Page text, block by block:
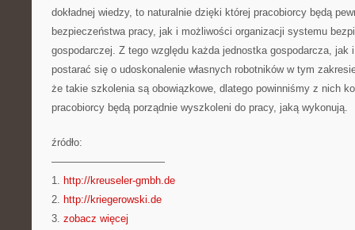
dokładnej wiedzy, to naturalnie dzięki której pracobiorcy będą
bezpieczeństwa pracy, jak i możliwości organizacji systemu
gospodarczej. Z tego względu każda jednostka gospodarcza, jak
postarać się o udoskonalenie własnych robotników w tym
że takie szkolenia są obowiązkowe, dlatego powinniśmy z nich
pracobiorcy będą porządnie wyszkoleni do pracy, jaką wykonują.
źródło:
———————————
1. http://kreuseler-gmbh.de
2. http://kriegerowski.de
3. zobacz więcej